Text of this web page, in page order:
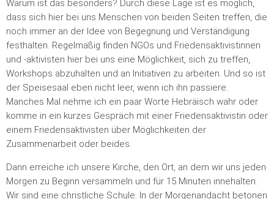
Warum ist das besonders? Durch diese Lage ist es möglich,
dass sich hier bei uns Menschen von beiden Seiten treffen, die
noch immer an der Idee von Begegnung und Verständigung
festhalten. Regelmäßig finden NGOs und Friedensaktivistinnen
und -aktivisten hier bei uns eine Möglichkeit, sich zu treffen,
Workshops abzuhalten und an Initiativen zu arbeiten. Und so ist
der Speisesaal eben nicht leer, wenn ich ihn passiere.
Manches Mal nehme ich ein paar Worte Hebräisch wahr oder
komme in ein kurzes Gespräch mit einer Friedensaktivistin oder
einem Friedensaktivisten über Möglichkeiten der
Zusammenarbeit oder beides.
Dann erreiche ich unsere Kirche, den Ort, an dem wir uns jeden
Morgen zu Beginn versammeln und für 15 Minuten innehalten.
Wir sind eine christliche Schule. In der Morgenandacht betonen